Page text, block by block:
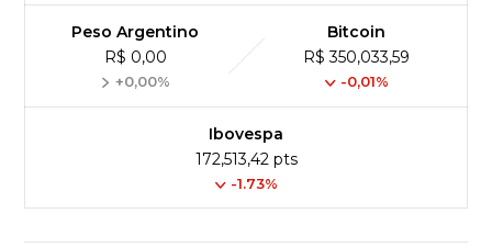
Peso Argentino
R$ 0,00
+0,00%
Bitcoin
R$ 350,033,59
-0,01%
Ibovespa
172,513,42 pts
-1.73%